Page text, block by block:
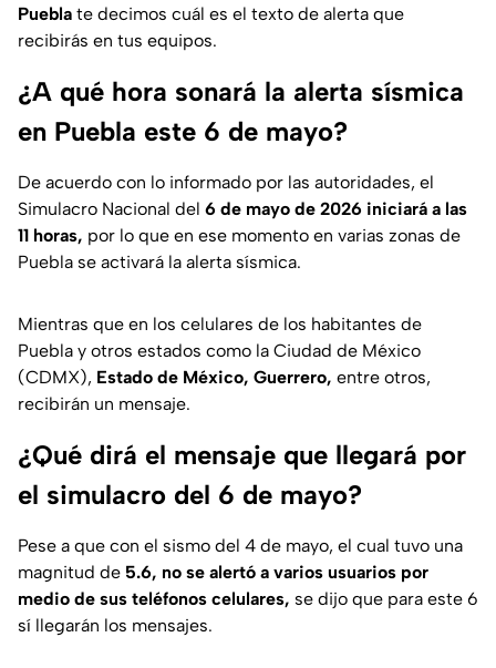
Puebla te decimos cuál es el texto de alerta que
recibirás en tus equipos.
¿A qué hora sonará la alerta sísmica
en Puebla este 6 de mayo?
De acuerdo con lo informado por las autoridades, el
Simulacro Nacional del 6 de mayo de 2026 iniciará a las
11 horas, por lo que en ese momento en varias zonas de
Puebla se activará la alerta sísmica.
Mientras que en los celulares de los habitantes de
Puebla y otros estados como la Ciudad de México
(CDMX), Estado de México, Guerrero, entre otros,
recibirán un mensaje.
¿Qué dirá el mensaje que llegará por
el simulacro del 6 de mayo?
Pese a que con el sismo del 4 de mayo, el cual tuvo una
magnitud de 5.6, no se alertó a varios usuarios por
medio de sus teléfonos celulares, se dijo que para este 6
sí llegarán los mensajes.